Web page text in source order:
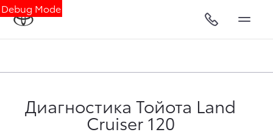
Debug Mode
Диагностика Тойота Land
Cruiser 120